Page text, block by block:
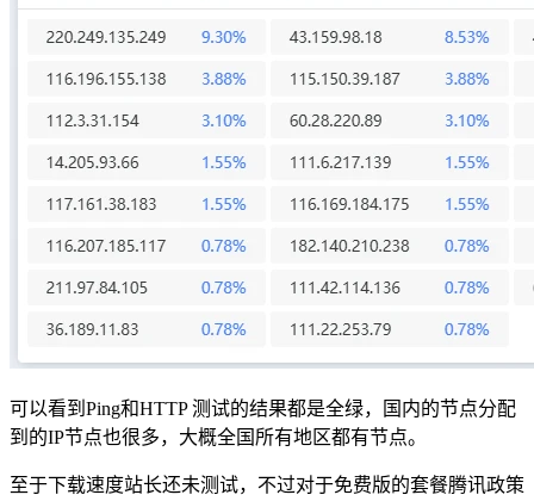
可以看到Ping和HTTP 测试的结果都是全绿，国内的节点分配
到的IP节点也很多，大概全国所有地区都有节点。
至于下载速度站长还未测试，不过对于免费版的套餐腾讯政策